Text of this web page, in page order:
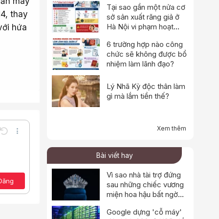
thay
hứa
Undo Thêm tùy chọn…
Toggle BB code
Lưu nháp
Xóa bản thảo
Tại sao gần một nửa cơ
sở sản xuất răng giả ở
Hà Nội vi phạm hoạt
6 trường hợp nào công
chức sẽ không được bổ
nhiệm làm lãnh đạo?
Lý Nhã Kỳ độc thân làm
gì mà lắm tiền thế?
Xem thêm
Bài viết hay
Vì sao nhà tài trợ đứng
sau những chiếc vương
miện hoa hậu bất ngờ
động?
Google dựng 'cỗ máy'